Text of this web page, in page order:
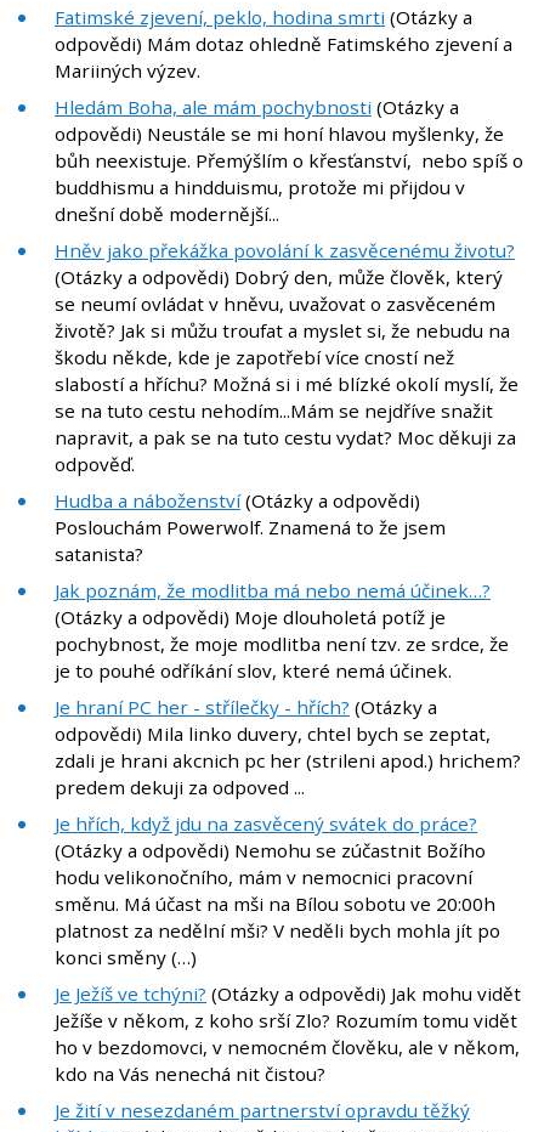
Fatimské zjevení, peklo, hodina smrti (Otázky a
odpovědi) Mám dotaz ohledně Fatimského zjevení a
Mariiných výzev.
Hledám Boha, ale mám pochybnosti (Otázky a
odpovědi) Neustále se mi honí hlavou myšlenky, že
bůh neexistuje. Přemýšlím o křesťanství, nebo spíš o
buddhismu a hindduismu, protože mi přijdou v
dnešní době modernější...
Hněv jako překážka povolání k zasvěcenému životu?
(Otázky a odpovědi) Dobrý den, může člověk, který
se neumí ovládat v hněvu, uvažovat o zasvěceném
životě? Jak si můžu troufat a myslet si, že nebudu na
škodu někde, kde je zapotřebí více cností než
slabostí a hříchu? Možná si i mé blízké okolí myslí, že
se na tuto cestu nehodím...Mám se nejdříve snažit
napravit, a pak se na tuto cestu vydat? Moc děkuji za
odpověď.
Hudba a náboženství(Otázky a odpovědi)
Poslouchám Powerwolf. Znamená to že jsem
satanista?
Jak poznám, že modlitba má nebo nemá účinek…?
(Otázky a odpovědi) Moje dlouholetá potíž je
pochybnost, že moje modlitba není tzv. ze srdce, že
je to pouhé odříkání slov, které nemá účinek.
Je hraní PC her - střílečky - hřích? (Otázky a
odpovědi) Mila linko duvery, chtel bych se zeptat,
zdali je hrani akcnich pc her (strileni apod.) hrichem?
predem dekuji za odpoved ...
Je hřích, když jdu na zasvěcený svátek do práce?
(Otázky a odpovědi) Nemohu se zúčastnit Božího
hodu velikonočního, mám v nemocnici pracovní
směnu. Má účast na mši na Bílou sobotu ve 20:00h
platnost za nedělní mši? V neděli bych mohla jít po
konci směny (…)
Je Ježíš ve tchýni? (Otázky a odpovědi) Jak mohu vidět
Ježíše v někom, z koho srší Zlo? Rozumím tomu vidět
ho v bezdomovci, v nemocném člověku, ale v někom,
kdo na Vás nenechá nit čistou?
Je žití v nesezdaném partnerství opravdu těžký